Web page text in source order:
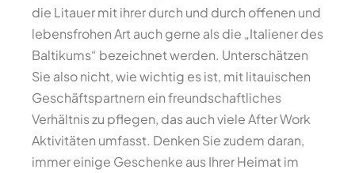
die Litauer mit ihrer durch und durch offenen und
lebensfrohen Art auch gerne als die „Italiener des
Baltikums“ bezeichnet werden. Unterschätzen
Sie also nicht, wie wichtig es ist, mit litauischen
Geschäftspartnern ein freundschaftliches
Verhältnis zu pflegen, das auch viele After Work
Aktivitäten umfasst. Denken Sie zudem daran,
immer einige Geschenke aus Ihrer Heimat im